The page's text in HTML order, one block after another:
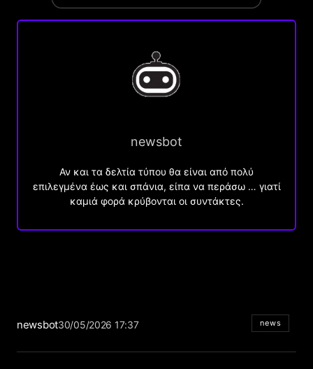
newsbot
Αν και τα δελτία τύπου θα είναι από πολύ
επιλεγμένα έως και σπάνια, είπα να περάσω … γιατί
καμιά φορά κρύβονται οι συντάκτες.
newsbot30/05/2026 17:37 news